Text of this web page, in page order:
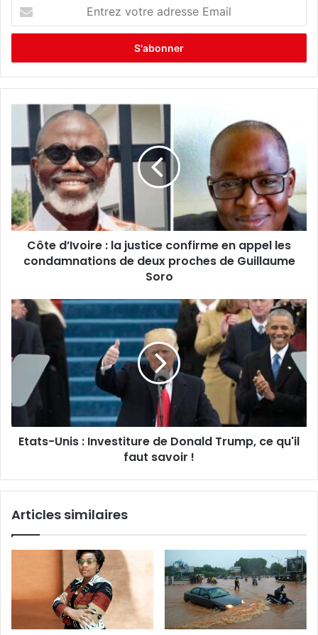
t
e
z
o
a
r
e
s
a
i
Côte d’Ivoire : la justice confirme en appel les
condamnations de deux proches de Guillaume
Soro
Etats-Unis : Investiture de Donald Trump, ce qu'il
faut savoir !
Articles similaires